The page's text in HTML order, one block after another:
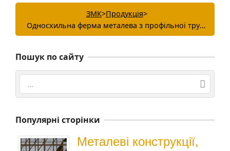
ЗМК>Продукція>
Односхильна ферма металева з профільної труби
Пошук по сайту
Search
Популярні сторінки
Металеві конструкції,